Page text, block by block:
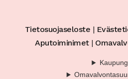
Tietosuojaseloste |
Aputoiminimet|